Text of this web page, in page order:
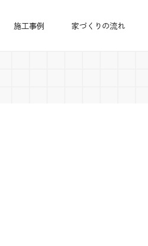
施工事例 家づくりの流れ